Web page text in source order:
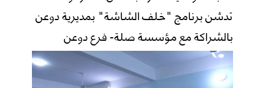
تدشن برنامج "خلف الشاشة" بمديرية دوعن
بالشراكة مع مؤسسة صلة- فرع دوعن